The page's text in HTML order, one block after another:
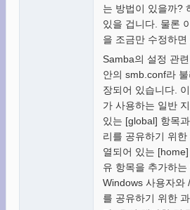
는 방법이 있을까?
있을 겁니다. 물론
을 조금만 수정하
Samba의 설정 관
안의 smb.conf라
장되어 있습니다.
가 사용하는 일반
있는 [global] 항목
리를 공유하기 위
열되어 있는
유 항목을 추가하는
Windows 사용자와
를 공유하기 위한